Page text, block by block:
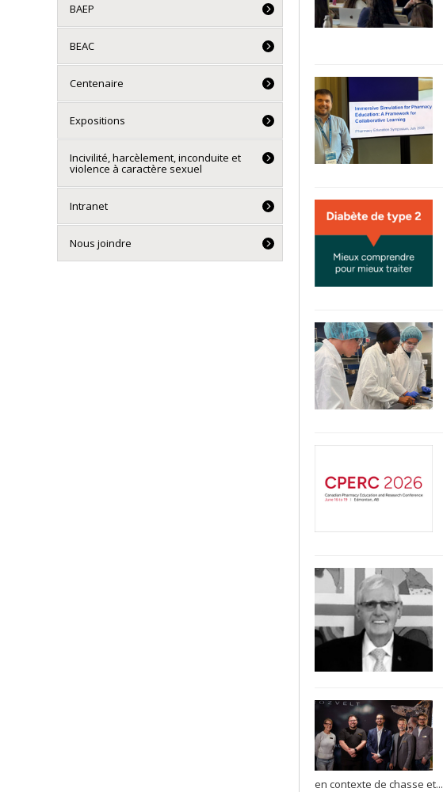
en contexte de chasse et...
BAEP
BEAC
Centenaire
Expositions
Incivilité, harcèlement, inconduite et
violence à caractère sexuel
Intranet
Nous joindre